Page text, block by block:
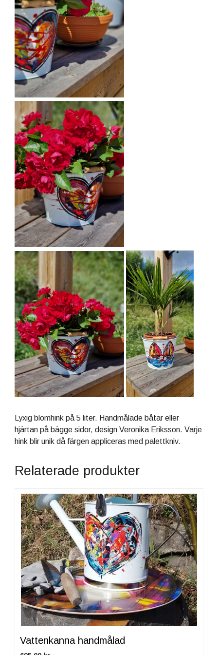
Lyxig blomhink på 5 liter. Handmålade båtar eller
hjärtan på bägge sidor, design Veronika Eriksson. Varje
hink blir unik då färgen appliceras med palettkniv.
Relaterade produkter
Vattenkanna handmålad
Den
här
produkten
har
flera
varianter.
De
olika
alternativen
kan
väljas
på
produktsidan